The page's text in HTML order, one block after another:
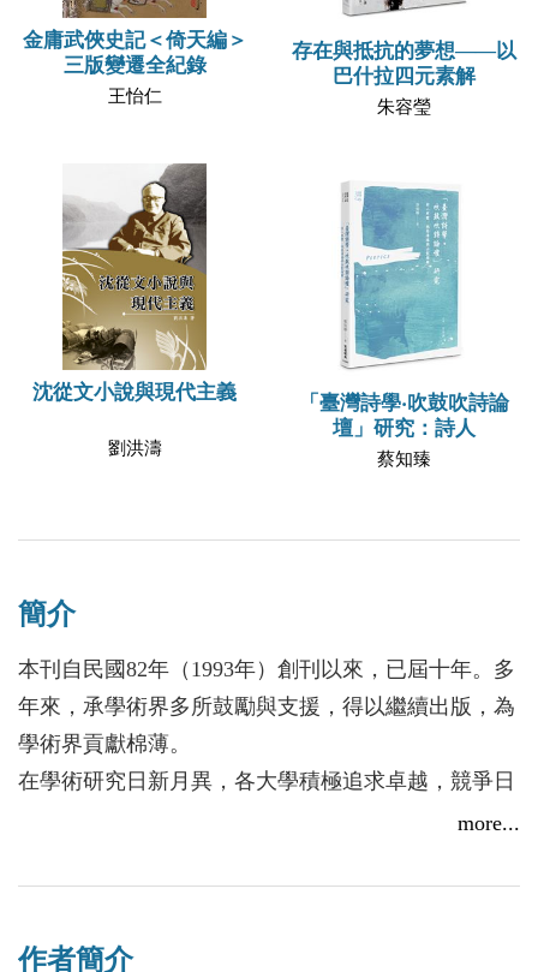
金庸武俠史記＜倚天編＞
三版變遷全紀錄
王怡仁
存在與抵抗的夢想——以
巴什拉四元素解
朱容瑩
沈從文小說與現代主義
劉洪濤
「臺灣詩學‧吹鼓吹詩論
壇」研究：詩人
蔡知臻
簡介
本刊自民國82年（1993年）創刊以來，已屆十年。多
年來，承學術界多所鼓勵與支援，得以繼續出版，為
學術界貢獻棉薄。
在學術研究日新月異，各大學積極追求卓越，競爭日
益激烈之環境下，為使本刊更符合學術期刊應有之嚴
一、 本刊原為本系同人刊物，所載稿件均是同人作
積極促進本系同人之研究風氣，然未能廣納校外優秀
more...
作者簡介